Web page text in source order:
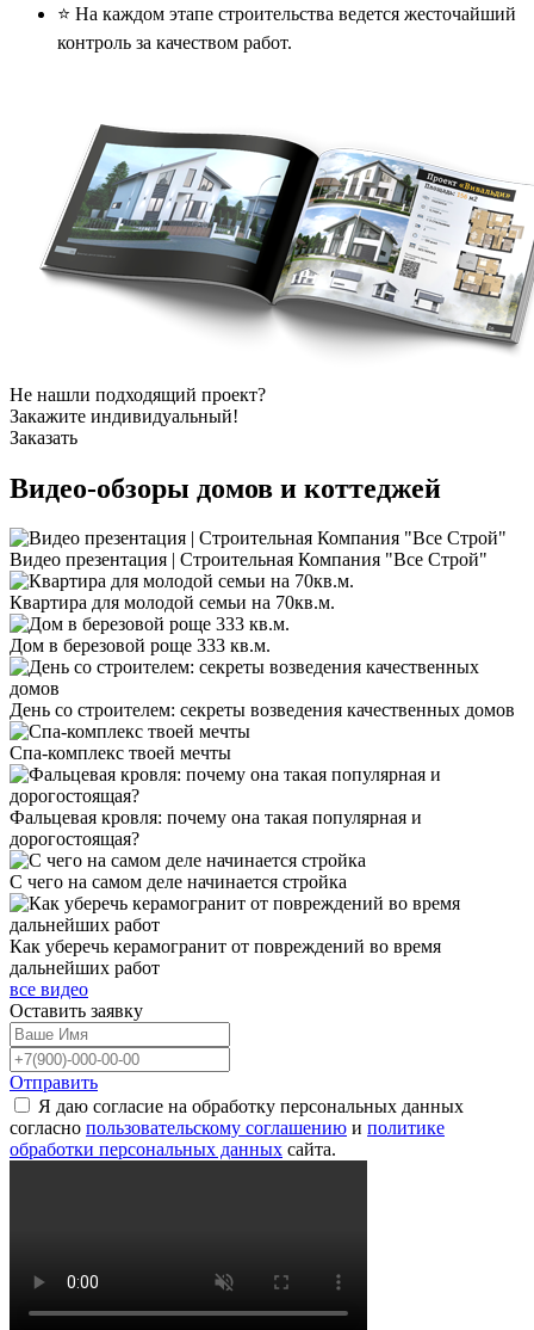
⭐️ На каждом этапе строительства ведется жесточайший
контроль за качеством работ.
Не нашли подходящий проект?
Закажите индивидуальный!
Заказать
Видео-обзоры домов и коттеджей
Видео презентация | Строительная Компания "Все Строй"
Квартира для молодой семьи на 70кв.м.
Дом в березовой роще 333 кв.м.
День со строителем: секреты возведения качественных домов
Спа-комплекс твоей мечты
Фальцевая кровля: почему она такая популярная и
дорогостоящая?
С чего на самом деле начинается стройка
Как уберечь керамогранит от повреждений во время
дальнейших работ
все видео
Оставить заявку
Отправить
Я даю согласие на обработку персональных данных
согласно пользовательскому соглашению и политике
обработки персональных данных сайта.